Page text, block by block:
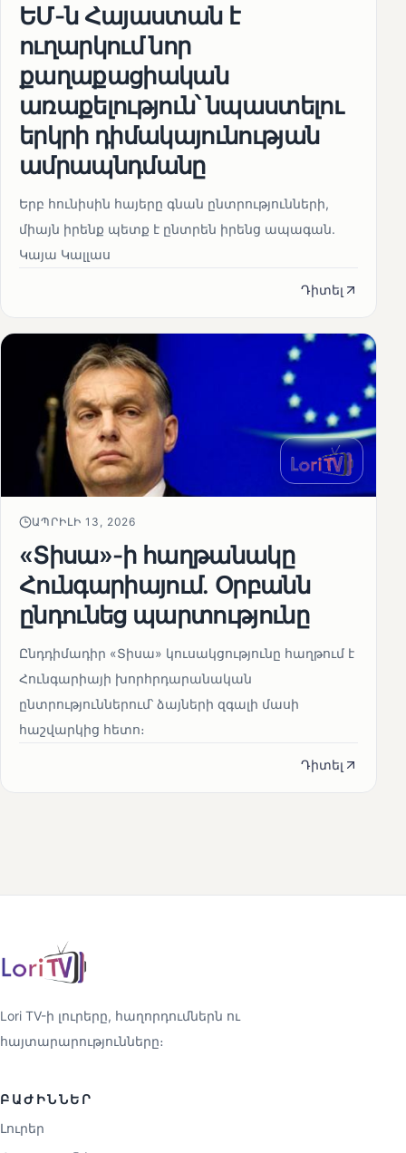
ԵՄ-ն Հայաստան է
ուղարկում նոր
քաղաքացիական
առաքելություն՝ նպաստելու
երկրի դիմակայունության
ամրապնդմանը
Երբ հունիսին հայերը գնան ընտրությունների,
միայն իրենք պետք է ընտրեն իրենց ապագան.
Կայա Կալլաս
Դիտել
ԱՊՐԻԼԻ 13, 2026
«Տիսա»-ի հաղթանակը
Հունգարիայում․ Օրբանն
ընդունեց պարտությունը
Ընդդիմադիր «Տիսա» կուսակցությունը հաղթում է
Հունգարիայի խորհրդարանական
ընտրություններում՝ ձայների զգալի մասի
հաշվարկից հետո։
Դիտել
Lori TV-ի լուրերը, հաղորդումներն ու
հայտարարությունները։
ԲԱԺԻՆՆԵՐ
Լուրեր